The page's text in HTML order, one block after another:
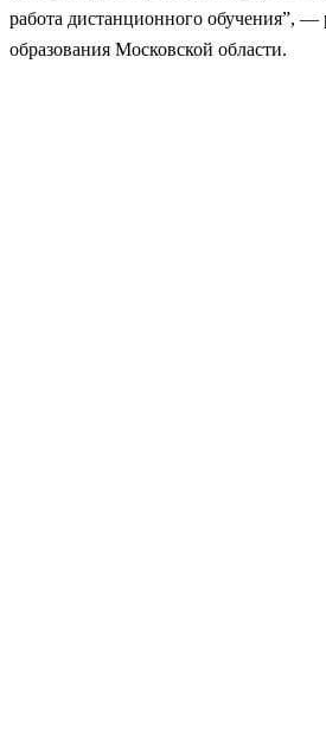
работа дистанционного обучения”, —
образования Московской области.